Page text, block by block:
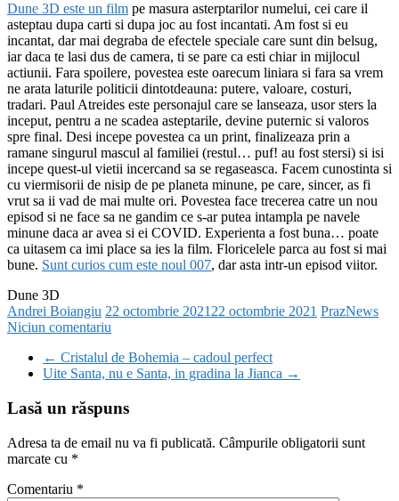
Dune 3D este un film pe masura asterptarilor numelui, cei care il
asteptau dupa carti si dupa joc au fost incantati. Am fost si eu
incantat, dar mai degraba de efectele speciale care sunt din belsug,
iar daca te lasi dus de camera, ti se pare ca esti chiar in mijlocul
actiunii. Fara spoilere, povestea este oarecum liniara si fara sa vrem
ne arata laturile politicii dintotdeauna: putere, valoare, costuri,
tradari. Paul Atreides este personajul care se lanseaza, usor sters la
inceput, pentru a ne scadea asteptarile, devine puternic si valoros
spre final. Desi incepe povestea ca un print, finalizeaza prin a
ramane singurul mascul al familiei (restul… puf! au fost stersi) si isi
incepe quest-ul vietii incercand sa se regaseasca. Facem cunostinta si
cu viermisorii de nisip de pe planeta minune, pe care, sincer, as fi
vrut sa ii vad de mai multe ori. Povestea face trecerea catre un nou
episod si ne face sa ne gandim ce s-ar putea intampla pe navele
minune daca ar avea si ei COVID. Experienta a fost buna… poate
ca uitasem ca imi place sa ies la film. Floricelele parca au fost si mai
bune. Sunt curios cum este noul 007, dar asta intr-un episod viitor.
Dune 3D
Andrei Boiangiu 22 octombrie 2021 22 octombrie 2021 PrazNews
Niciun comentariu
← Cristalul de Bohemia – cadoul perfect
Uite Santa, nu e Santa, in gradina la Jianca →
Lasă un răspuns
Adresa ta de email nu va fi publicată. Câmpurile obligatorii sunt
marcate cu *
Comentariu *